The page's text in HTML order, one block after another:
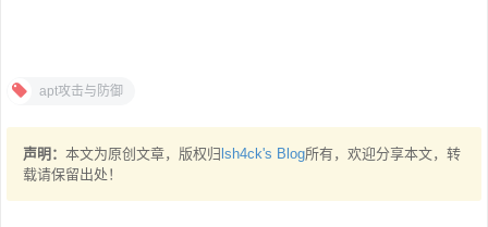
apt攻击与防御
声明： 本文为原创文章，版权归 lsh4ck's Blog所有，欢迎分享本文，转
载请保留出处！